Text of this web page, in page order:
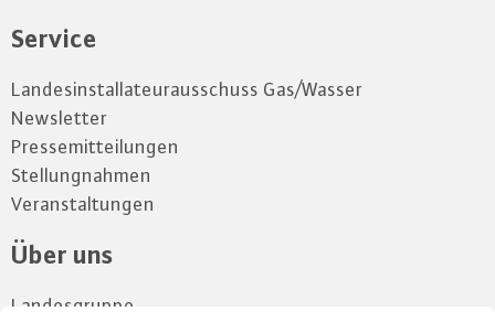
Service
Landesinstallateurausschuss Gas/Wasser
Newsletter
Pressemitteilungen
Stellungnahmen
Veranstaltungen
Über uns
Landesgruppe